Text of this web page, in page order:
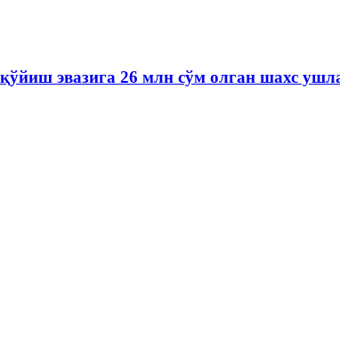
эвазига 26 млн сўм олган шахс